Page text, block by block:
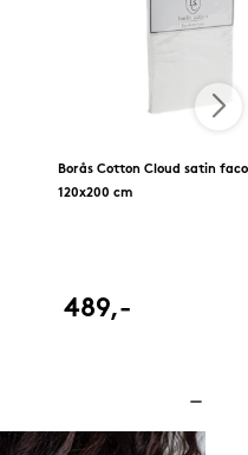
Borås Cotton Cloud satin
120x200 cm
489,-